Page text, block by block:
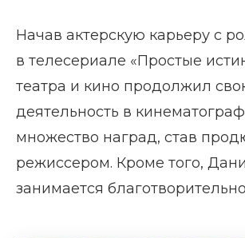
Начав актерскую карьеру с
в телесериале «Простые
театра и кино продолжил
деятельность в
множество наград, став
режиссером. Кроме того,
занимается